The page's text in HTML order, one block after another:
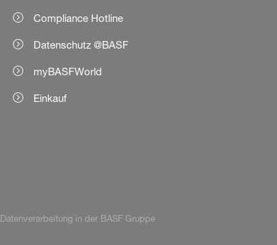
Compliance Hotline
Datenschutz @BASF
myBASFWorld
Einkauf
Datenverarbeitung in der BASF Gruppe